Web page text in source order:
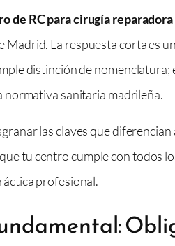
de RC para cirugía
Madrid. La respuesta corta es
distinción de
normativa sanitaria madrileña.
las claves que
tu centro cumple con todos
profesional.